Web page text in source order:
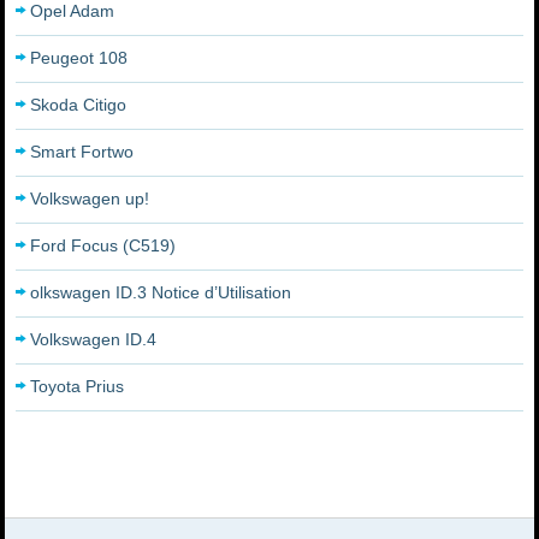
Opel Adam
Peugeot 108
Skoda Citigo
Smart Fortwo
Volkswagen up!
Ford Focus (C519)
olkswagen ID.3 Notice d’Utilisation
Volkswagen ID.4
Toyota Prius